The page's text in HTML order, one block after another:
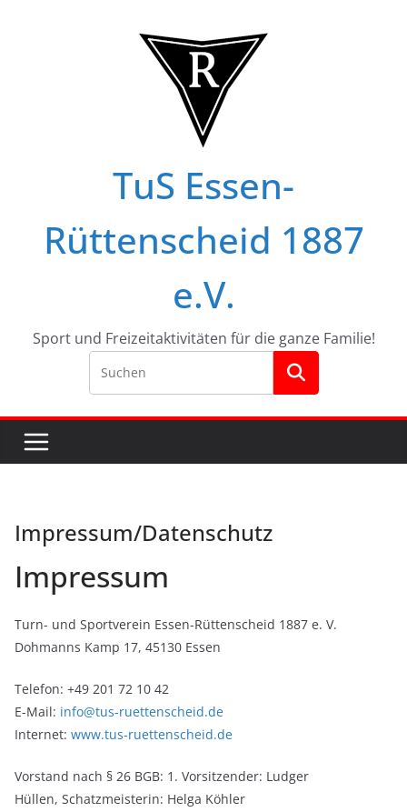
TuS Essen-
Rüttenscheid 1887
e.V.
Sport und Freizeitaktivitäten für die ganze Familie!
Impressum/Datenschutz
Impressum
Turn- und Sportverein Essen-Rüttenscheid 1887 e. V.
Dohmanns Kamp 17, 45130 Essen
Telefon: +49 201 72 10 42
E-Mail: info@tus-ruettenscheid.de
Internet: www.tus-ruettenscheid.de
Vorstand nach § 26 BGB: 1. Vorsitzender: Ludger
Hüllen, Schatzmeisterin: Helga Köhler